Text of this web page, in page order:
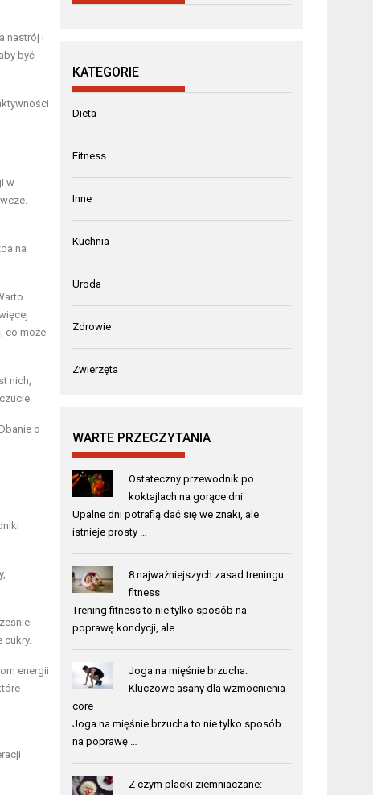
nastrój i
być
w
na
co może
nich,
o
cukry.
energii
KATEGORIE
Dieta
Fitness
Inne
Kuchnia
Uroda
Zdrowie
Zwierzęta
WARTE PRZECZYTANIA
Ostateczny przewodnik po
koktajlach na gorące dni
Upalne dni potrafią dać się we znaki, ale
istnieje prosty …
8 najważniejszych zasad treningu
fitness
Trening fitness to nie tylko sposób na
poprawę kondycji, ale …
Joga na mięśnie brzucha:
Kluczowe asany dla wzmocnienia
core
Joga na mięśnie brzucha to nie tylko sposób
na poprawę …
Z czym placki ziemniaczane: